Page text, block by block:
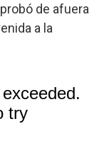
de afuera
a la